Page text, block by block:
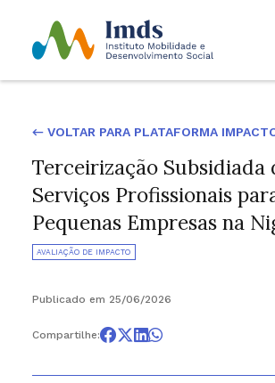
← VOLTAR PARA PLATAFORMA
Terceirização Subsidiada
Serviços Profissionais
Pequenas Empresas na
AVALIAÇÃO DE IMPACTO
Publicado em 25/06/2026
Compartilhe: